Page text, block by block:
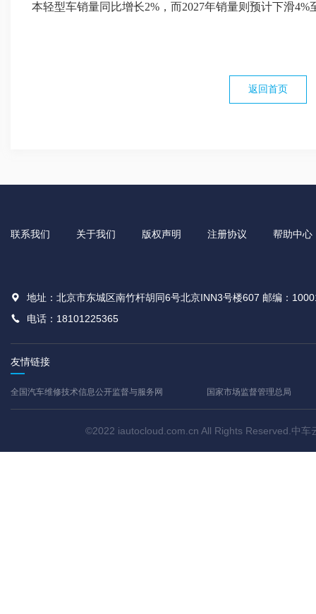
本轻型车销量同比增长2%，而2027年销量则预计下滑4%
返回首页
联系我们 关于我们 版权声明 注册协议 帮助中心
地址：北京市东城区南竹杆胡同6号北京INN3号楼607 邮编：
电话：18101225365
友情链接
全国汽车维修技术信息公开监督与服务网 国家市场监督管理总局
©2022 iautocloud.com.cn All Rights Reserved.中